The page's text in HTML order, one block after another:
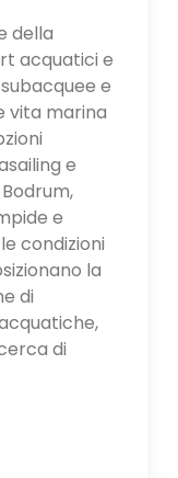
della
acquatici e
e
vita marina
e
e
condizioni
la
di
di